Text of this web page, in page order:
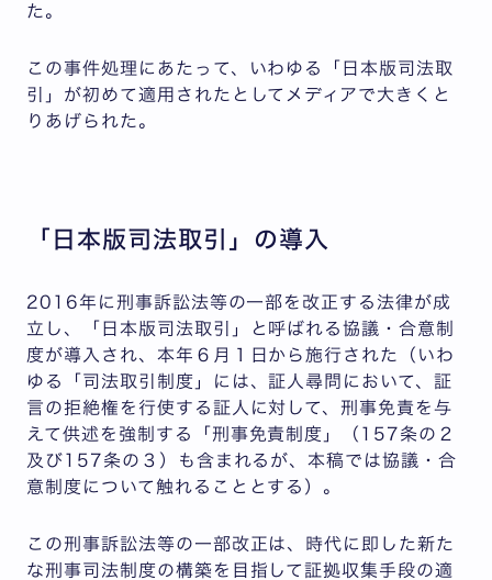
た。
この事件処理にあたって、いわゆる「日本版司法取
引」が初めて適用されたとしてメディアで大きくと
りあげられた。
「日本版司法取引」の導入
2016年に刑事訴訟法等の一部を改正する法律が成
立し、「日本版司法取引」と呼ばれる協議・合意制
度が導入され、本年６月１日から施行された（いわ
ゆる「司法取引制度」には、証人尋問において、証
言の拒絶権を行使する証人に対して、刑事免責を与
えて供述を強制する「刑事免責制度」（157条の２
及び157条の３）も含まれるが、本稿では協議・合
意制度について触れることとする）。
この刑事訴訟法等の一部改正は、時代に即した新た
な刑事司法制度の構築を目指して証拠収集手段の適